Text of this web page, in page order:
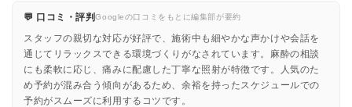
💬 口コミ・評判Googleの口コミをもとに編集部が要約
スタッフの親切な対応が好評で、施術中も細やかな声かけや会話を
通じてリラックスできる環境づくりがなされています。麻酔の相談
にも柔軟に応じ、痛みに配慮した丁寧な照射が特徴です。人気のた
め予約が混み合う傾向があるため、余裕を持ったスケジュールでの
予約がスムーズに利用するコツです。